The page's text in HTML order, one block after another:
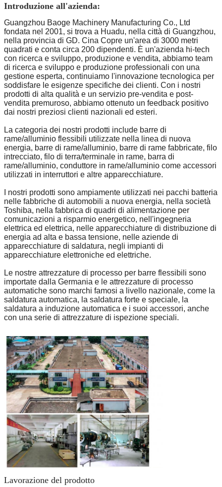
Introduzione all'azienda:
Guangzhou Baoge Machinery Manufacturing Co., Ltd
fondata nel 2001, si trova a Huadu, nella città di Guangzhou,
nella provincia di GD. Cina Copre un'area di 3000 metri
quadrati e conta circa 200 dipendenti. È un'azienda hi-tech
con ricerca e sviluppo, produzione e vendita, abbiamo team
di ricerca e sviluppo e produzione professionali con una
gestione esperta, continuiamo l'innovazione tecnologica per
soddisfare le esigenze specifiche dei clienti. Con i nostri
prodotti di alta qualità e un servizio pre-vendita e post-
vendita premuroso, abbiamo ottenuto un feedback positivo
dai nostri preziosi clienti nazionali ed esteri.
La categoria dei nostri prodotti include barre di
rame/alluminio flessibili utilizzate nella linea di nuova
energia, barre di rame/alluminio, barre di rame fabbricate, filo
intrecciato, filo di terra/terminale in rame, barra di
rame/alluminio, conduttore in rame/alluminio come accessori
utilizzati in interruttori e altre apparecchiature.
I nostri prodotti sono ampiamente utilizzati nei pacchi batteria
nelle fabbriche di automobili a nuova energia, nella società
Toshiba, nella fabbrica di quadri di alimentazione per
comunicazioni a risparmio energetico, nell'ingegneria
elettrica ed elettrica, nelle apparecchiature di distribuzione di
energia ad alta e bassa tensione, nelle aziende di
apparecchiature di saldatura, negli impianti di
apparecchiature elettroniche ed elettriche.
Le nostre attrezzature di processo per barre flessibili sono
importate dalla Germania e le attrezzature di processo
automatiche sono marchi famosi a livello nazionale, come la
saldatura automatica, la saldatura forte e speciale, la
saldatura a induzione automatica e i suoi accessori, anche
con una serie di attrezzature di ispezione speciali.
Lavorazione del prodotto